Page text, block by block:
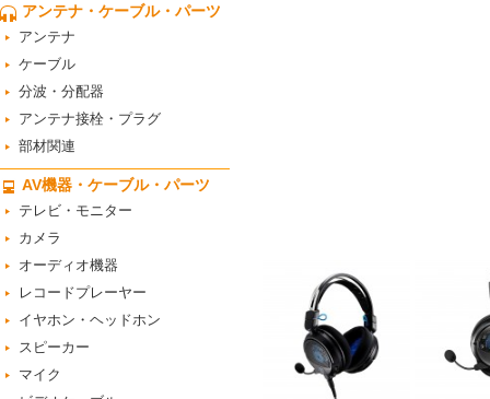
アンテナ・ケーブル・パーツ
アンテナ
ケーブル
分波・分配器
アンテナ接栓・プラグ
部材関連
AV機器・ケーブル・パーツ
テレビ・モニター
カメラ
オーディオ機器
レコードプレーヤー
イヤホン・ヘッドホン
スピーカー
マイク